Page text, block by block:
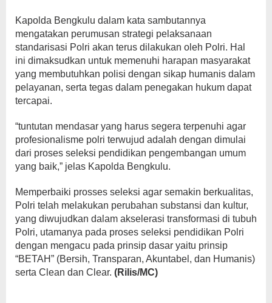
Kapolda Bengkulu dalam kata sambutannya
mengatakan perumusan strategi pelaksanaan
standarisasi Polri akan terus dilakukan oleh Polri. Hal
ini dimaksudkan untuk memenuhi harapan masyarakat
yang membutuhkan polisi dengan sikap humanis dalam
pelayanan, serta tegas dalam penegakan hukum dapat
tercapai.
“tuntutan mendasar yang harus segera terpenuhi agar
profesionalisme polri terwujud adalah dengan dimulai
dari proses seleksi pendidikan pengembangan umum
yang baik,” jelas Kapolda Bengkulu.
Memperbaiki prosses seleksi agar semakin berkualitas,
Polri telah melakukan perubahan substansi dan kultur,
yang diwujudkan dalam akselerasi transformasi di tubuh
Polri, utamanya pada proses seleksi pendidikan Polri
dengan mengacu pada prinsip dasar yaitu prinsip
“BETAH” (Bersih, Transparan, Akuntabel, dan Humanis)
serta Clean dan Clear. (Rilis/MC)